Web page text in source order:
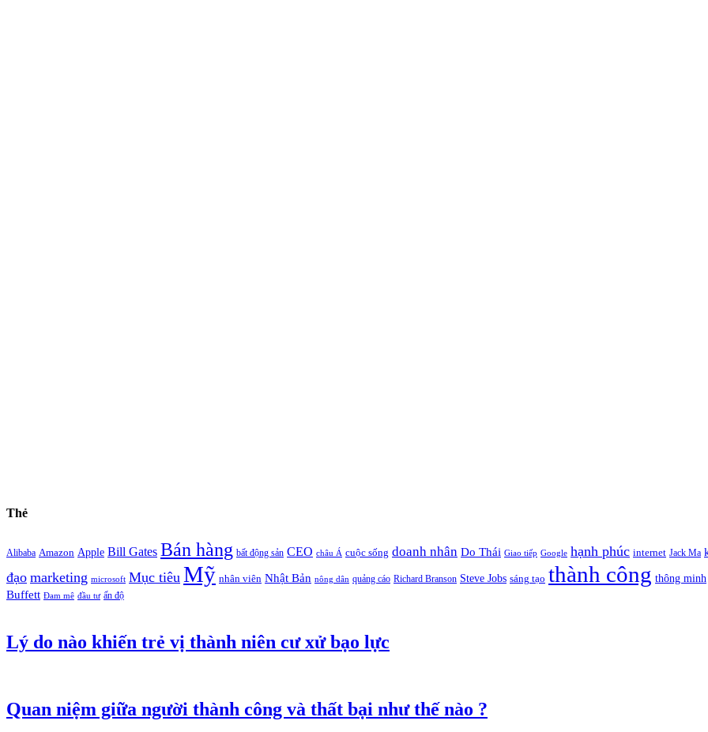
Thẻ
Alibaba Amazon Apple Bill Gates Bán hàng bất động sản CEO châu Á cuộc sống doanh nhân Do Thái Giao tiếp Google hạnh phúc internet Jack Ma
đạo marketing microsoft Mục tiêu Mỹ nhân viên Nhật Bản nông dân quảng cáo Richard Branson Steve Jobs sáng tạo thành công thông minh
Buffett Đam mê đầu tư ấn độ
Lý do nào khiến trẻ vị thành niên cư xử bạo lực
Quan niệm giữa người thành công và thất bại như thế nào ?